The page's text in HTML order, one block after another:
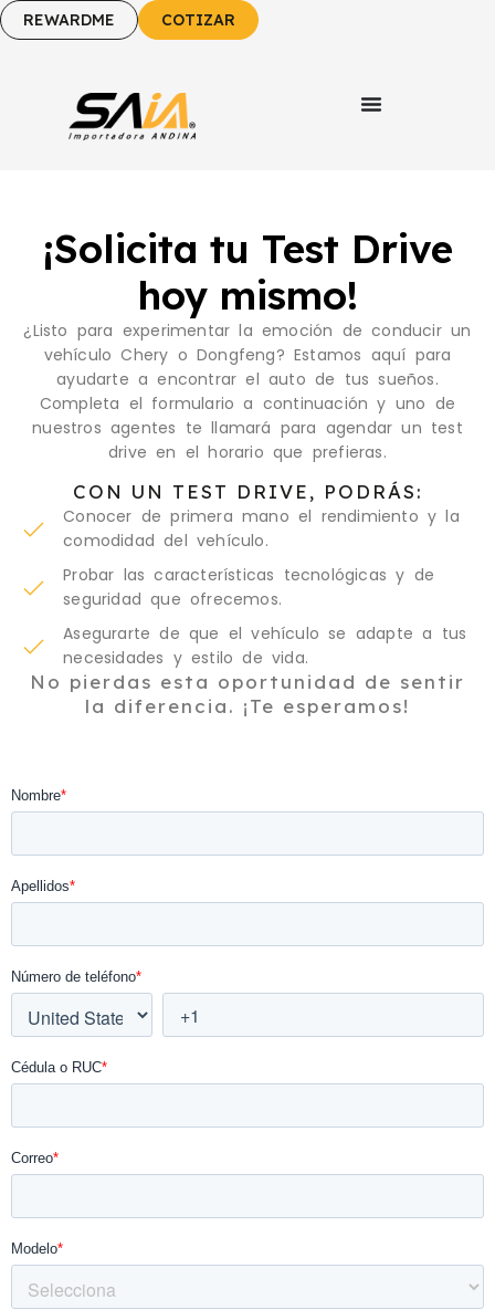
REWARDME COTIZAR
¡Solicita tu Test Drive
hoy mismo!
¿Listo para experimentar la emoción de conducir un
vehículo Chery o Dongfeng? Estamos aquí para
ayudarte a encontrar el auto de tus sueños.
Completa el formulario a continuación y uno de
nuestros agentes te llamará para agendar un test
drive en el horario que prefieras.
CON UN TEST DRIVE, PODRÁS:
Conocer de primera mano el rendimiento y la
comodidad del vehículo.
Probar las características tecnológicas y de
seguridad que ofrecemos.
Asegurarte de que el vehículo se adapte a tus
necesidades y estilo de vida.
No pierdas esta oportunidad de sentir
la diferencia. ¡Te esperamos!